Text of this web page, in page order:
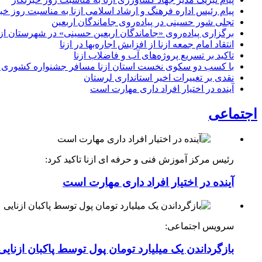
پیام رئیس اداره فرهنگ و ارشاد اسلامی ازنا به مناسبت روز
تجلی شور حسینی در پیاده‌روی جاماندگان اربعین
برگزاری پیاده‌روی «جاماندگان اربعین حسینی» در شهرستان
انتقاد امام جمعه ازنا از افزایش اجاره‌بها در ازنا
تاکید بر تسریع پروژه‌های آب و فاضلاب ازنا
با کسب دو سکوی نخست استان ازنا مسافر جشنواره کشوری
نقدی بر تغییرات اخیر استانداری لرستان
آینده در اختیار افراد داری مهارت است
اجتماعی
رئیس مرکز آموزش فنی و حرفه ای ازنا تاکید کرد:
آینده در اختیار افراد داری مهارت است
سرویس اجتماعی:
بازگرداندن یک میلیارد تومان پول توسط پاکبان